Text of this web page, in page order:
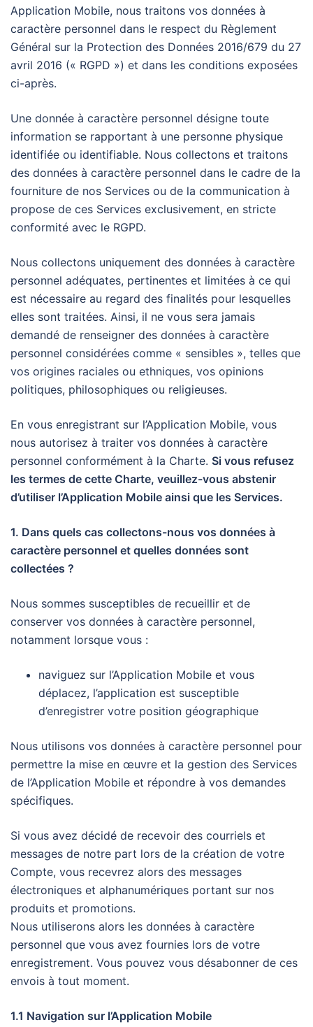
Application Mobile, nous traitons vos données à
caractère personnel dans le respect du Règlement
Général sur la Protection des Données 2016/679 du 27
avril 2016 (« RGPD ») et dans les conditions exposées
ci-après.
Une donnée à caractère personnel désigne toute
information se rapportant à une personne physique
identifiée ou identifiable. Nous collectons et traitons
des données à caractère personnel dans le cadre de la
fourniture de nos Services ou de la communication à
propose de ces Services exclusivement, en stricte
conformité avec le RGPD.
Nous collectons uniquement des données à caractère
personnel adéquates, pertinentes et limitées à ce qui
est nécessaire au regard des finalités pour lesquelles
elles sont traitées. Ainsi, il ne vous sera jamais
demandé de renseigner des données à caractère
personnel considérées comme « sensibles », telles que
vos origines raciales ou ethniques, vos opinions
politiques, philosophiques ou religieuses.
En vous enregistrant sur l’Application Mobile, vous
nous autorisez à traiter vos données à caractère
personnel conformément à la Charte. Si vous refusez
les termes de cette Charte, veuillez-vous abstenir
d’utiliser l’Application Mobile ainsi que les Services.
1. Dans quels cas collectons-nous vos données à
caractère personnel et quelles données sont
collectées ?
Nous sommes susceptibles de recueillir et de
conserver vos données à caractère personnel,
notamment lorsque vous :
naviguez sur l’Application Mobile et vous
déplacez, l’application est susceptible
d’enregistrer votre position géographique
Nous utilisons vos données à caractère personnel pour
permettre la mise en œuvre et la gestion des Services
de l’Application Mobile et répondre à vos demandes
spécifiques.
Si vous avez décidé de recevoir des courriels et
messages de notre part lors de la création de votre
Compte, vous recevrez alors des messages
électroniques et alphanumériques portant sur nos
produits et promotions.
Nous utiliserons alors les données à caractère
personnel que vous avez fournies lors de votre
enregistrement. Vous pouvez vous désabonner de ces
envois à tout moment.
1.1 Navigation sur l’Application Mobile